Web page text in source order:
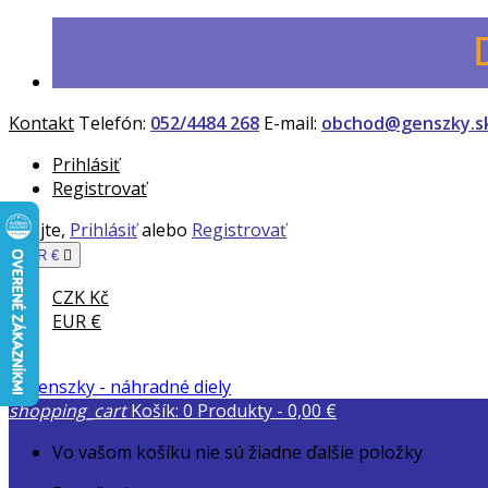
Kontakt Telefón: 052/4484 268 E-mail:
Prihlásiť
Registrovať
Vitajte, Prihlásiťalebo Registrovať
EUR € 
CZK Kč
EUR €
shopping_cart Košík: 0 Produkty - 0,00 €
Vo vašom košíku nie sú žiadne ďalšie položky